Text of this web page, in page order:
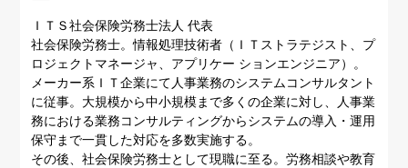
ＩＴＳ社会保険労務士法人 代表
社会保険労務士。情報処理技術者（ＩＴストラテジスト、プ
ロジェクトマネージャ、アプリケー ションエンジニア）。
メーカー系ＩＴ企業にて人事業務のシステムコンサルタント
に従事。大規模から中小規模まで多くの企業に対し、人事業
務における業務コンサルティングからシステムの導入・運用
保守まで一貫した対応を多数実施する。
その後、社会保険労務士として現職に至る。労務相談や教育